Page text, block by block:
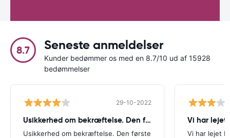
8.7 Seneste anmeldelser
Kunder bedømmer os med en 8.7/10 ud af 15928
bedømmelser
29-10-2022
Usikkerhed om bekræftelse. Den første
Usikkerhed om bekræftelse. Den første
Vi har lejet
Vi har lejet